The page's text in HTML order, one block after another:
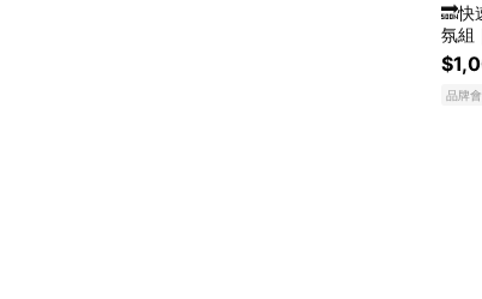
🔜快
氛組
放暖
品牌